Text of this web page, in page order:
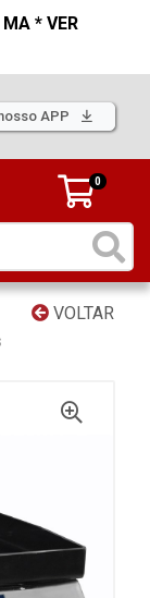
* VER
APP
0
VOLTAR